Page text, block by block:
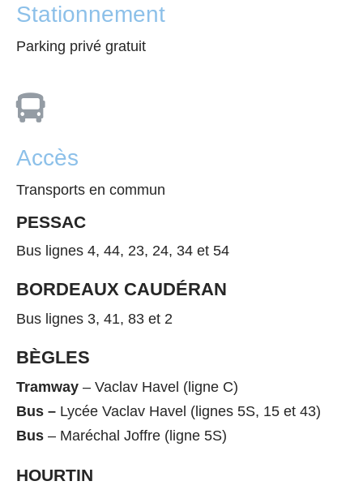
Stationnement
Parking privé gratuit

Accès
Transports en commun
PESSAC
Bus lignes 4, 44, 23, 24, 34 et 54
BORDEAUX CAUDÉRAN
Bus lignes 3, 41, 83 et 2
BÈGLES
Tramway – Vaclav Havel (ligne C)
Bus – Lycée Vaclav Havel (lignes 5S, 15 et 43)
Bus – Maréchal Joffre (ligne 5S)
HOURTIN